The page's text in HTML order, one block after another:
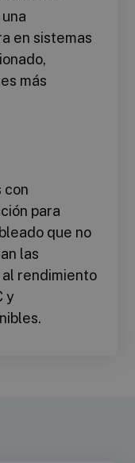
en sistemas
más
con
para
que no
las
rendimiento
y